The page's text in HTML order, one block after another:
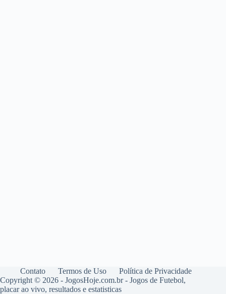
Contato Termos de Uso
Política de Privacidade
Copyright © 2026 - JogosHoje.com.br - Jogos de Futebol,
placar ao vivo, resultados e estatisticas